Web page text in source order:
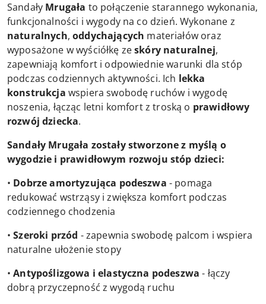
Sandały Mrugała to połączenie starannego wykonania,
funkcjonalności i wygody na co dzień. Wykonane z
naturalnych,oddychających materiałów oraz
wyposażone w wyściółkę zeskóry naturalnej,
zapewniają komfort i odpowiednie warunki dla stóp
podczas codziennych aktywności. Ich lekka
konstrukcja wspiera swobodę ruchów i wygodę
noszenia, łącząc letni komfort z troską o prawidłowy
rozwój dziecka.
Sandały Mrugała zostały stworzone z myślą o
wygodzie i prawidłowym rozwoju stóp dzieci:
• Dobrze amortyzująca podeszwa - pomaga
redukować wstrząsy i zwiększa komfort podczas
codziennego chodzenia
•Szeroki przód - zapewnia swobodę palcom i wspiera
naturalne ułożenie stopy
•Antypoślizgowa i elastyczna podeszwa - łączy
dobrą przyczepność z wygodą ruchu